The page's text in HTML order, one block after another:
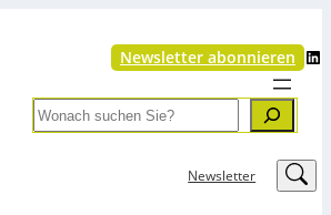
Newsletter abonnieren LinkedIn
Search
Newsletter LinkedIn